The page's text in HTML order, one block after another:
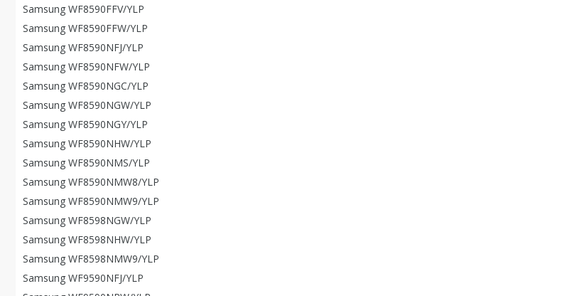
Samsung WF8590FFV/YLP
Samsung WF8590FFW/YLP
Samsung WF8590NFJ/YLP
Samsung WF8590NFW/YLP
Samsung WF8590NGC/YLP
Samsung WF8590NGW/YLP
Samsung WF8590NGY/YLP
Samsung WF8590NHW/YLP
Samsung WF8590NMS/YLP
Samsung WF8590NMW8/YLP
Samsung WF8590NMW9/YLP
Samsung WF8598NGW/YLP
Samsung WF8598NHW/YLP
Samsung WF8598NMW9/YLP
Samsung WF9590NFJ/YLP